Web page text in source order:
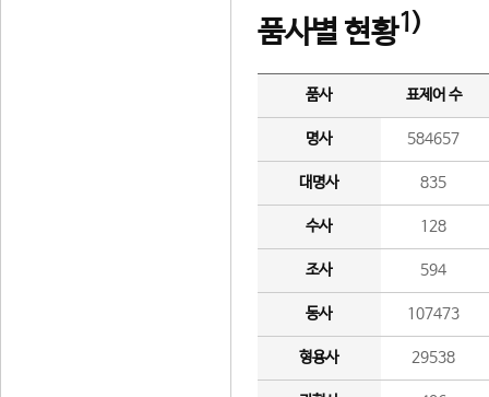
품사별 현황1)
품사 표제어 수
명사 584657
대명사 835
수사 128
조사 594
동사 107473
형용사 29538